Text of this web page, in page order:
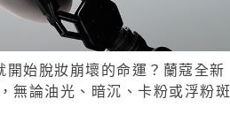
始脫妝崩壞的命運？蘭蔻全新
無論油光、暗沉、卡粉或浮粉斑